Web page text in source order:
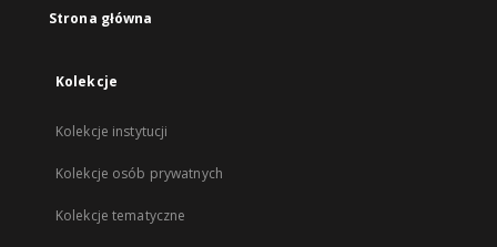
Strona główna
Kolekcje
Kolekcje instytucji
Kolekcje osób prywatnych
Kolekcje tematyczne